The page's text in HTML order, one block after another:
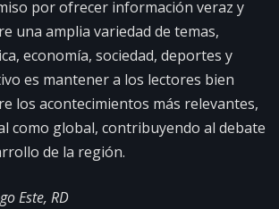
por ofrecer información veraz y
una amplia variedad de temas,
economía, sociedad, deportes y
es mantener a los lectores bien
los acontecimientos más relevantes,
como global, contribuyendo al debate
de la región.
Este, RD